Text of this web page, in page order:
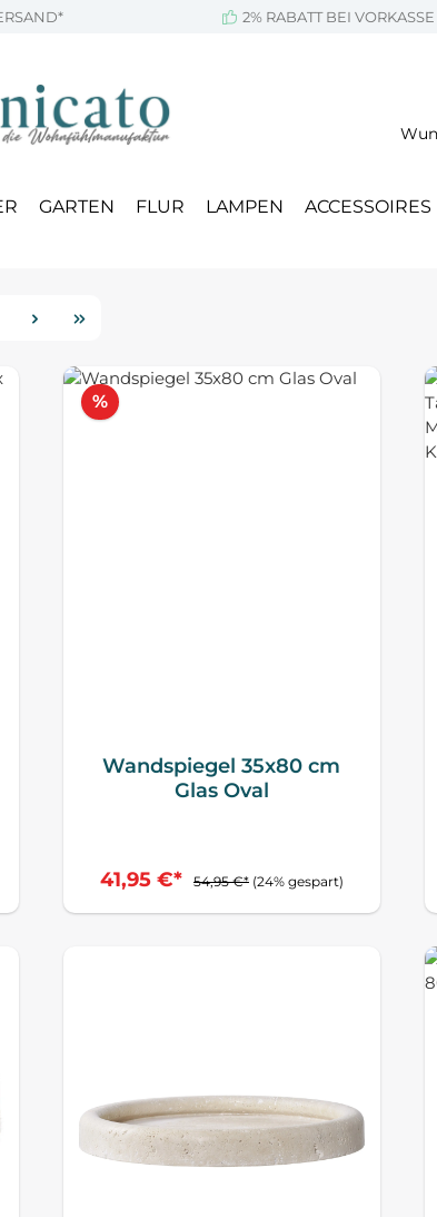
2% RABATT BEI VORKASSE
GARTEN FLUR LAMPEN ACCESSOIRES
%Rabatt
Wandspiegel 35x80 cm
Glas Oval
41,95 €* 54,95 €* (24% gespart)